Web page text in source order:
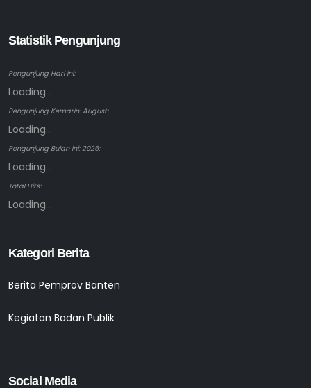
Statistik Pengunjung
Pengunjung Hari ini:
Loading...
Pengunjung Kemarin: August:
Loading...
Pengunjung Bulan ini: 2026:
Loading...
Total Hits:
Loading...
Kategori Berita
Berita Pemprov Banten
Kegiatan Badan Publik
Social Media